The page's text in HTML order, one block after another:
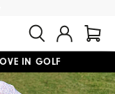
IN GOLF
GRATUIT